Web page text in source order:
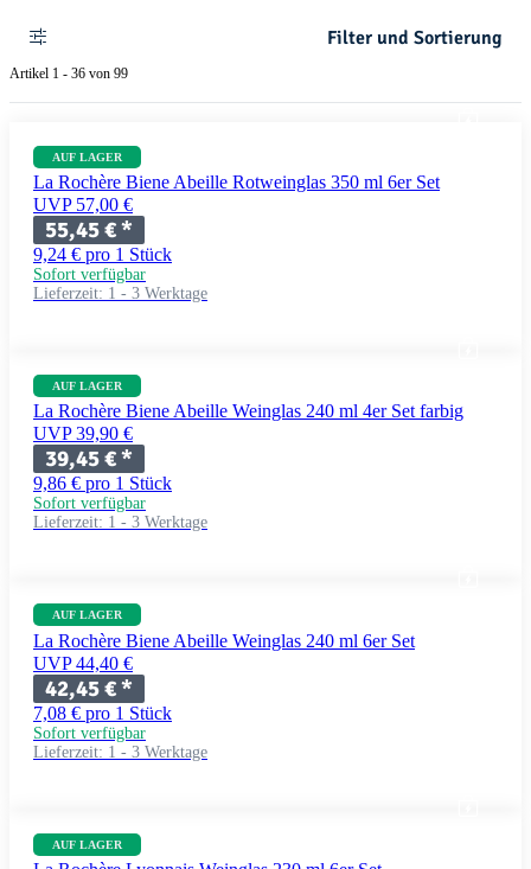
Filter und Sortierung
Artikel 1 - 36 von 99
AUF LAGER
La Rochère Biene Abeille Rotweinglas 350 ml 6er Set
UVP 57,00 €
55,45 €*
9,24 € pro 1 Stück
Sofort verfügbar
Lieferzeit: 1 - 3 Werktage
AUF LAGER
La Rochère Biene Abeille Weinglas 240 ml 4er Set farbig
UVP 39,90 €
39,45 €*
9,86 € pro 1 Stück
Sofort verfügbar
Lieferzeit: 1 - 3 Werktage
AUF LAGER
La Rochère Biene Abeille Weinglas 240 ml 6er Set
UVP 44,40 €
42,45 €*
7,08 € pro 1 Stück
Sofort verfügbar
Lieferzeit: 1 - 3 Werktage
AUF LAGER